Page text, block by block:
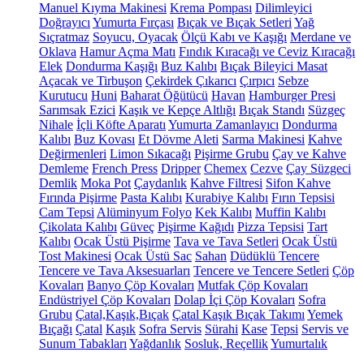
Manuel Kıyma Makinesi Krema Pompası Dilimleyici
Doğrayıcı Yumurta Fırçası Bıçak ve Bıçak Setleri Yağ
Sıçratmaz Soyucu, Oyacak Ölçü Kabı ve Kaşığı Merdane ve
Oklava Hamur Açma Matı Fındık Kıracağı ve Ceviz Kıracağı
Elek Dondurma Kaşığı Buz Kalıbı Bıçak Bileyici Masat
Açacak ve Tirbuşon Çekirdek Çıkarıcı Çırpıcı Sebze
Kurutucu Huni Baharat Öğütücü Havan Hamburger Presi
Sarımsak Ezici Kaşık ve Kepçe Altlığı Bıçak Standı Süzgeç
Nihale İçli Köfte Aparatı Yumurta Zamanlayıcı Dondurma
Kalıbı Buz Kovası Et Dövme Aleti Sarma Makinesi Kahve
Değirmenleri Limon Sıkacağı Pişirme Grubu Çay ve Kahve
Demleme French Press Dripper Chemex Cezve Çay Süzgeci
Demlik Moka Pot Çaydanlık Kahve Filtresi Sifon Kahve
Fırında Pişirme Pasta Kalıbı Kurabiye Kalıbı Fırın Tepsisi
Cam Tepsi Alüminyum Folyo Kek Kalıbı Muffin Kalıbı
Çikolata Kalıbı Güveç Pişirme Kağıdı Pizza Tepsisi Tart
Kalıbı Ocak Üstü Pişirme Tava ve Tava Setleri Ocak Üstü
Tost Makinesi Ocak Üstü Sac Sahan Düdüklü Tencere
Tencere ve Tava Aksesuarları Tencere ve Tencere Setleri Çöp
Kovaları Banyo Çöp Kovaları Mutfak Çöp Kovaları
Endüstriyel Çöp Kovaları Dolap İçi Çöp Kovaları Sofra
Grubu Çatal,Kaşık,Bıçak Çatal Kaşık Bıçak Takımı Yemek
Bıçağı Çatal Kaşık Sofra Servis Sürahi Kase Tepsi Servis ve
Sunum Tabakları Yağdanlık Sosluk, ReçellikYumurtalık